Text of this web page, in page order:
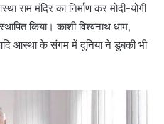
राम मंदिर का निर्माण कर मोदी-योगी
किया। काशी विश्वनाथ धाम,
आस्था के संगम में दुनिया ने डुबकी भी